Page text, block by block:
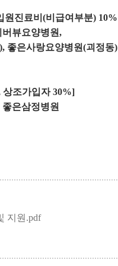
원진료비(비급여부분) 10%
버뷰요양병원,
), 좋은사랑요양병원(괴정동)
상조가입자30%]
좋은삼정병원
지원.pdf